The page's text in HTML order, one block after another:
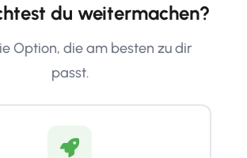
du weitermachen?
Option, die am besten zu dir
passt.